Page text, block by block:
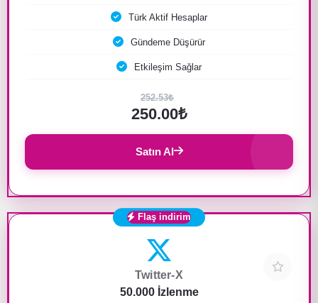
Türk Aktif Hesaplar
Gündeme Düşürür
Etkileşim Sağlar
252.53₺
250.00₺
Satın Al
Flaş indirim
Twitter-X
50.000 İzlenme